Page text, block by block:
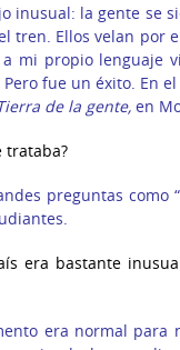
inusual: la gente se
tren. Ellos velan por
mi propio lenguaje
fue un éxito. En
de la gente, en
trataba?
preguntas como
era bastante
era normal para